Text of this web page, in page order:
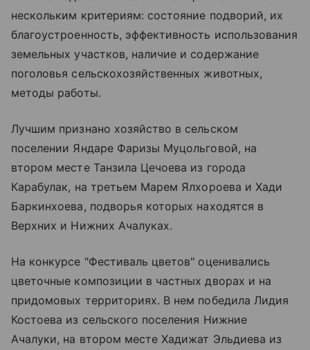
нескольким критериям: состояние подворий, их
благоустроенность, эффективность использования
земельных участков, наличие и содержание
поголовья сельскохозяйственных животных,
методы работы.
Лучшим признано хозяйство в сельском
поселении Яндаре Фаризы Муцольговой, на
втором месте Танзила Цечоева из города
Карабулак, на третьем Марем Ялхороева и Хади
Баркинхоева, подворья которых находятся в
Верхних и Нижних Ачалуках.
На конкурсе "Фестиваль цветов" оценивались
цветочные композиции в частных дворах и на
придомовых территориях. В нем победила Лидия
Костоева из сельского поселения Нижние
Ачалуки, на втором месте Хадижат Эльдиева из